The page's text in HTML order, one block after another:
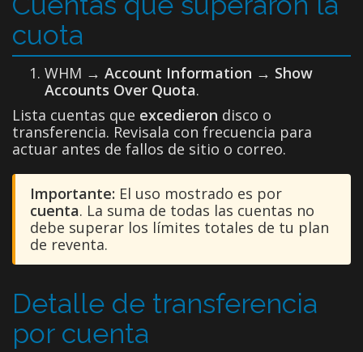
cuota
WHM → Account Information → Show
Accounts Over Quota.
Lista cuentas que excedieron disco o
transferencia. Revisala con frecuencia para
actuar antes de fallos de sitio o correo.
Importante: El uso mostrado es por
cuenta. La suma de todas las cuentas no
debe superar los límites totales de tu plan
de reventa.
Detalle de transferencia
por cuenta